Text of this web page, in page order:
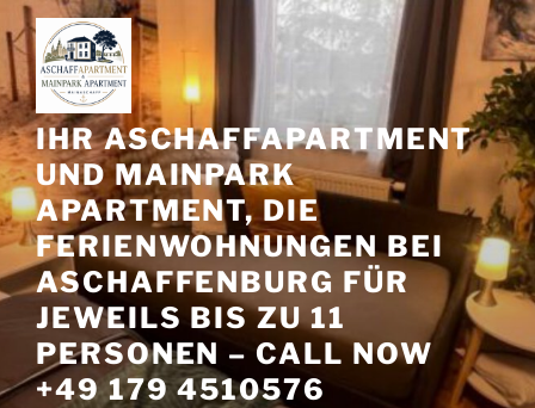
Zum
Inhalt
springen
IHR ASCHAFFAPARTMENT
UND MAINPARK
APARTMENT, DIE
FERIENWOHNUNGEN BEI
ASCHAFFENBURG FÜR
JEWEILS BIS ZU 11
PERSONEN – CALL NOW
+49 179 4510576